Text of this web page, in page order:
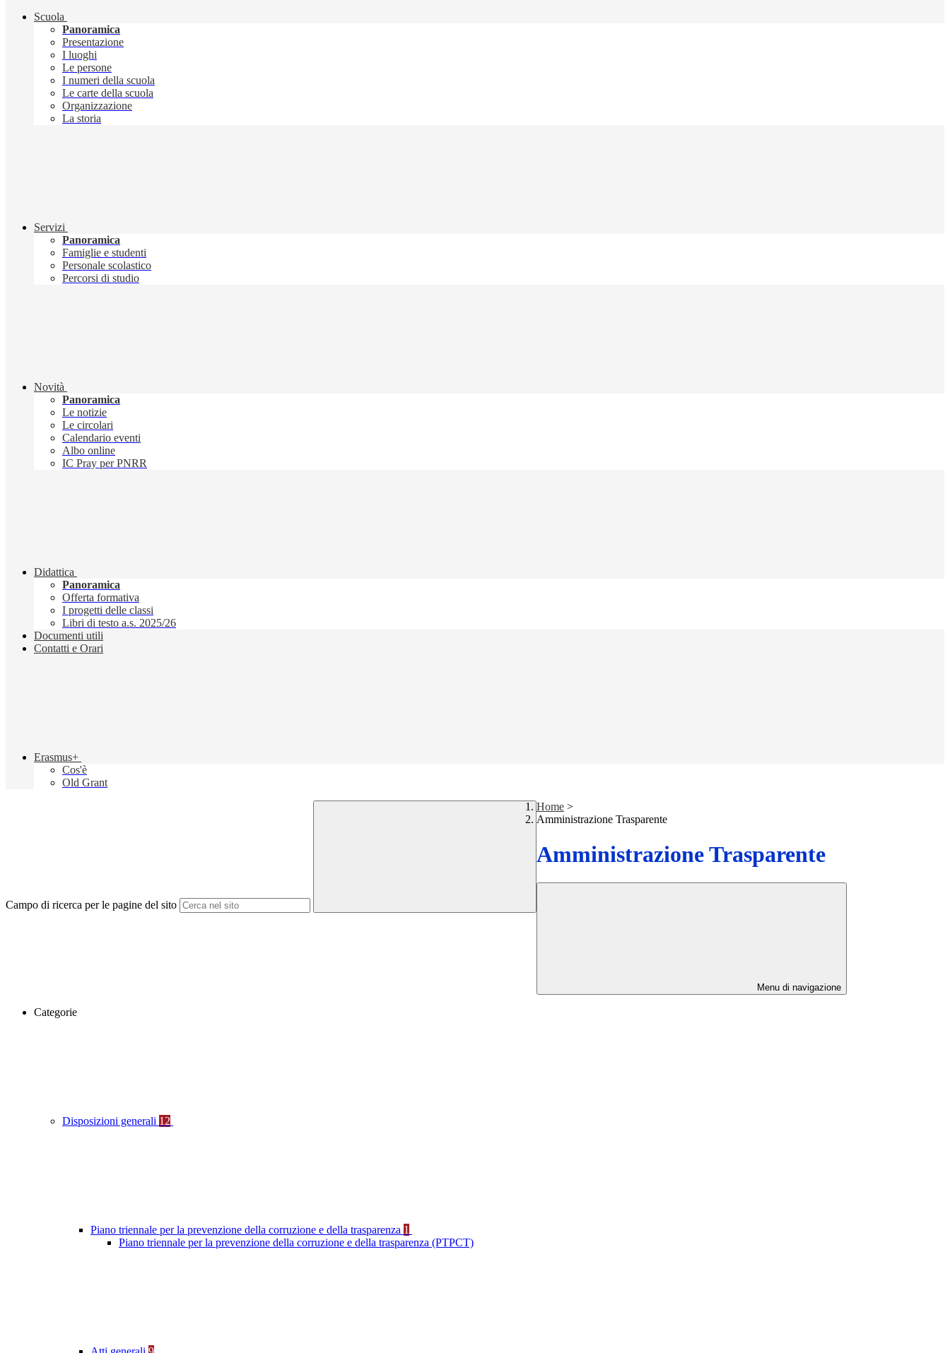
Scuola
Panoramica
Presentazione
I luoghi
Le persone
I numeri della scuola
Le carte della scuola
Organizzazione
La storia
Servizi
Panoramica
Famiglie e studenti
Personale scolastico
Percorsi di studio
Novità
Panoramica
Le notizie
Le circolari
Calendario eventi
Albo online
IC Pray per PNRR
Didattica
Panoramica
Offerta formativa
I progetti delle classi
Libri di testo a.s. 2025/26
Documenti utili
Contatti e Orari
Erasmus+
Cos'è
Old Grant
Campo di ricerca per le pagine del sito
Home >
Amministrazione Trasparente
Amministrazione Trasparente
Menu di navigazione
Categorie
Disposizioni generali 12
Piano triennale per la prevenzione della corruzione e della trasparenza 1
Piano triennale per la prevenzione della corruzione e della trasparenza (PTPCT)